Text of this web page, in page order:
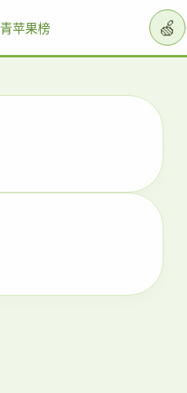
青苹果榜 🍏